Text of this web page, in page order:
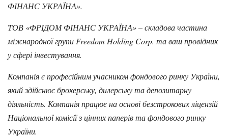
ФІНАНС УКРАЇНА».
ТОВ «ФРІДОМ ФІНАНС УКРАЇНА» – складова частина
міжнародної групи Freedom Holding Corp. та ваш провідник
у сфері інвестування.
Компанія є професійним учасником фондового ринку України,
який здійснює брокерську, дилерську та депозитарну
діяльність. Компанія працює на основі безстрокових ліцензій
Національної комісії з цінних паперів та фондового ринку
України.